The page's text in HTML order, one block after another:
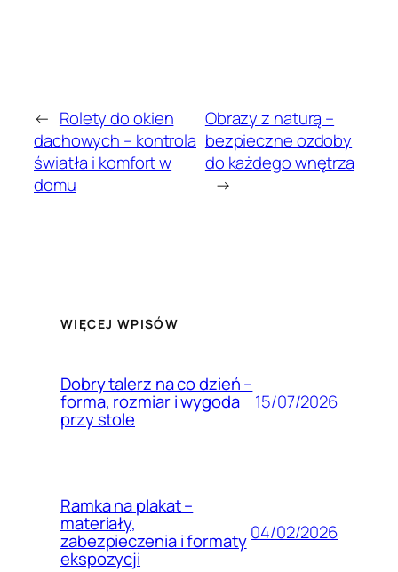
← Rolety do okien
dachowych – kontrola
światła i komfort w
domu
Obrazy z naturą –
bezpieczne ozdoby
do każdego wnętrza
→
WIĘCEJ WPISÓW
Dobry talerz na co dzień –
forma, rozmiar i wygoda
przy stole
15/07/2026
Ramka na plakat –
materiały,
zabezpieczenia i formaty
ekspozycji
04/02/2026